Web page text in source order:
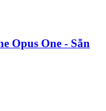
Opus One - Sẵn